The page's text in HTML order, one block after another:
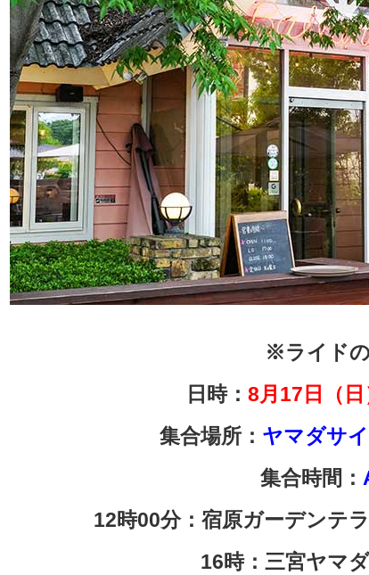
※ライド
日時： 8月17 日（
集合場所： ヤマダサ
集合時間：
12時00分：宿原ガーデンテ
16時：三宮ヤマ